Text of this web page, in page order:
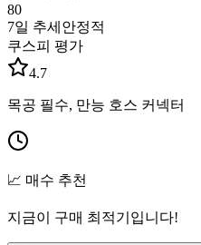
80
7일 추세 안정적
쿠스피 평가
4.7
목공 필수, 만능 호스 커넥터
📈 매수 추천
지금이 구매 최적기입니다!